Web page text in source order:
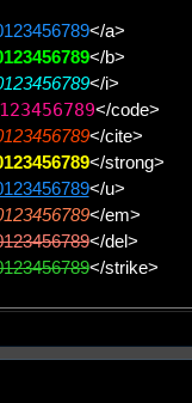
</a>
</b>
</i>
</code>
</cite>
</strong>
</u>
</em>
</del>
</strike>